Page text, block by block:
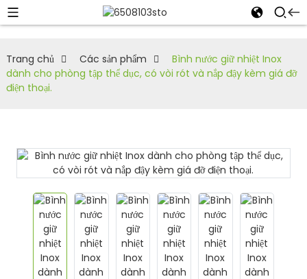
Trang chủ Các sản phẩm
Bình nước giữ nhiệt Inox
dành cho phòng tập thể dục, có vòi rót và nắp đậy kèm giá đỡ
điện thoại.